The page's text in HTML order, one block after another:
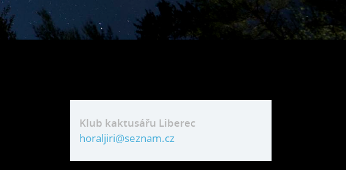
Klub kaktusářu Liberec
horaljiri@seznam.cz